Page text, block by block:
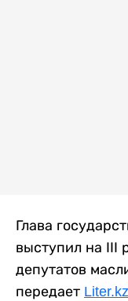
Глава
выступил на
депутатов
передает Liter.kz